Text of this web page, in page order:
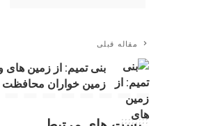
مقاله قبلی
بنی تمیم: از زمین های
زمین خواران